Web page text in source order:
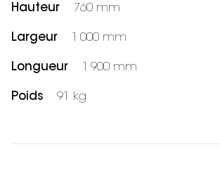
Hauteur 760 mm
Largeur 1 000 mm
Longueur 1 900 mm
Poids 91 kg